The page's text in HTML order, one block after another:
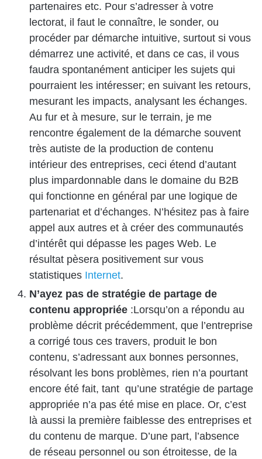
partenaires etc. Pour s’adresser à votre
lectorat, il faut le connaître, le sonder, ou
procéder par démarche intuitive, surtout si vous
démarrez une activité, et dans ce cas, il vous
faudra spontanément anticiper les sujets qui
pourraient les intéresser; en suivant les retours,
mesurant les impacts, analysant les échanges.
Au fur et à mesure, sur le terrain, je me
rencontre également de la démarche souvent
très autiste de la production de contenu
intérieur des entreprises, ceci étend d’autant
plus impardonnable dans le domaine du B2B
qui fonctionne en général par une logique de
partenariat et d’échanges. N’hésitez pas à faire
appel aux autres et à créer des communautés
d’intérêt qui dépasse les pages Web. Le
résultat pèsera positivement sur vous
statistiques Internet.
N’ayez pas de stratégie de partage de
contenu appropriée :Lorsqu’on a répondu au
problème décrit précédemment, que l’entreprise
a corrigé tous ces travers, produit le bon
contenu, s’adressant aux bonnes personnes,
résolvant les bons problèmes, rien n’a pourtant
encore été fait, tant qu’une stratégie de partage
appropriée n’a pas été mise en place. Or, c’est
là aussi la première faiblesse des entreprises et
du contenu de marque. D’une part, l’absence
de réseau personnel ou son étroitesse, de la